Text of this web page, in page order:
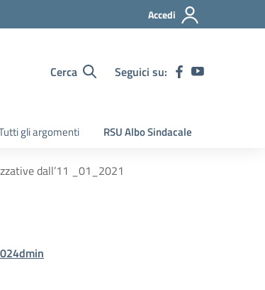
Accedi
Cerca Seguici su:
gli argomenti RSU Albo Sindacale
dall’11 _01_2021